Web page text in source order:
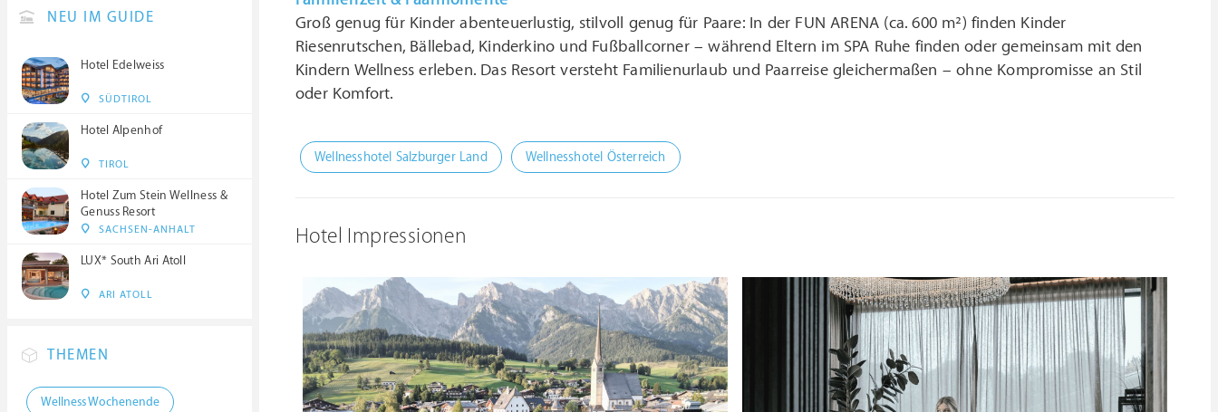
Groß genug für Kinder abenteuerlustig, stilvoll genug für Paare: In der FUN ARENA (ca. 600 m²) finden Kinder
Riesenrutschen, Bällebad, Kinderkino und Fußballcorner – während Eltern im SPA Ruhe finden oder gemeinsam mit den
Kindern Wellness erleben. Das Resort versteht Familienurlaub und Paarreise gleichermaßen – ohne Kompromisse an Stil
oder Komfort.
Wellnesshotel Salzburger Land Wellnesshotel Österreich
Hotel Impressionen
NEU IM GUIDE
Hotel Edelweiss
SÜDTIROL
Hotel Alpenhof
TIROL
Hotel Zum Stein Wellness &
Genuss Resort
SACHSEN-ANHALT
LUX* South Ari Atoll
ARI ATOLL
THEMEN
Wellness Wochenende